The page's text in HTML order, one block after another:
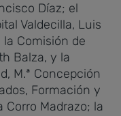
Díaz; el
Valdecilla, Luis
Comisión de
Balza, y la
M.ª Concepción
Formación y
Madrazo; la